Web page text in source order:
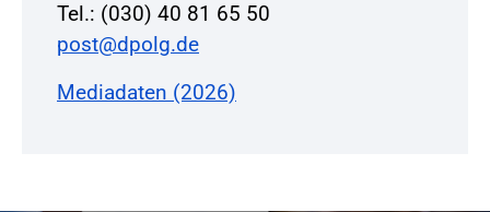
Tel.: (030) 40 81 65 50
post@dpolg.de
Mediadaten (2026)